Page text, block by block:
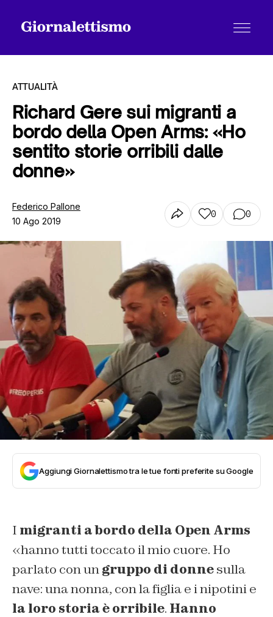
Tutti gli articoli
Contatti
ATTUALITÀ
Richard Gere sui migranti a
bordo della Open Arms: «Ho
sentito storie orribili dalle
donne»
Federico Pallone
10 Ago 2019
0 0
Aggiungi Giornalettismo tra le tue fonti preferite su Google
I migranti a bordo della Open Arms
«hanno tutti toccato il mio cuore. Ho
parlato con ungruppo di donnesulla
nave: una nonna, con la figlia e i nipotini e
la loro storia è orribile. Hanno